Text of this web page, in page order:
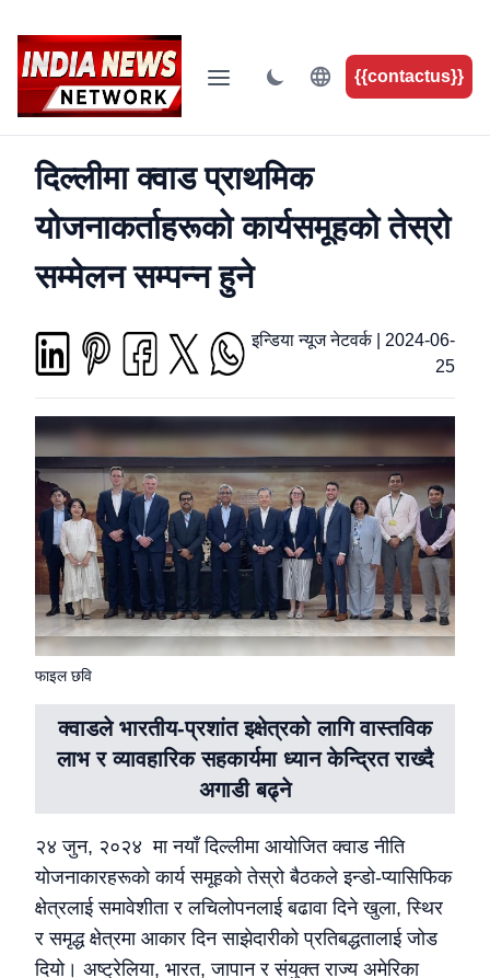
{{contactus}}
दिल्लीमा क्वाड प्राथमिक
योजनाकर्ताहरूको कार्यसमूहको तेस्रो
सम्मेलन सम्पन्न हुने
इन्डिया न्यूज नेटवर्क| 2024-06-
25
फाइल छवि
क्वाडले भारतीय-प्रशांत इक्षेत्रको लागि वास्तविक
लाभ र व्यावहारिक सहकार्यमा ध्यान केन्द्रित राख्दै
अगाडी बढ्ने
२४ जुन, २०२४ मा नयाँ दिल्लीमा आयोजित क्वाड नीति
योजनाकारहरूको कार्य समूहको तेस्रो बैठकले इन्डो-प्यासिफिक
क्षेत्रलाई समावेशीता र लचिलोपनलाई बढावा दिने खुला, स्थिर
र समृद्ध क्षेत्रमा आकार दिन साझेदारीको प्रतिबद्धतालाई जोड
दियो। अष्ट्रेलिया, भारत, जापान र संयुक्त राज्य अमेरिका